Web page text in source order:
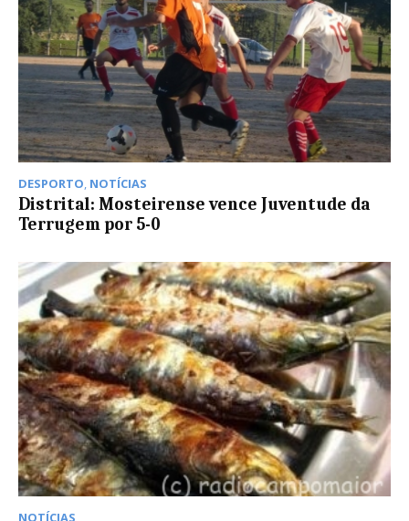
DESPORTO, NOTÍCIAS
Distrital: Mosteirense vence Juventude da
Terrugem por 5-0
NOTÍCIAS